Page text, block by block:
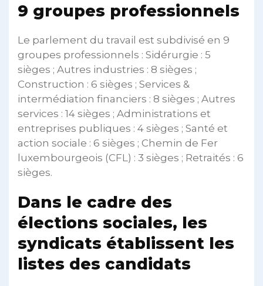
9 groupes professionnels
Le parlement du travail est subdivisé en 9
groupes professionnels : Sidérurgie : 5
sièges ; Autres industries : 8 sièges ;
Construction : 6 sièges ; Services &
intermédiation financiers : 8 sièges ; Autres
services : 14 sièges ; Administrations et
entreprises publiques : 4 sièges ; Santé et
action sociale : 6 sièges ; Chemin de Fer
luxembourgeois (CFL) : 3 sièges ; Retraités : 6
sièges.
Dans le cadre des
élections sociales, les
syndicats établissent les
listes des candidats